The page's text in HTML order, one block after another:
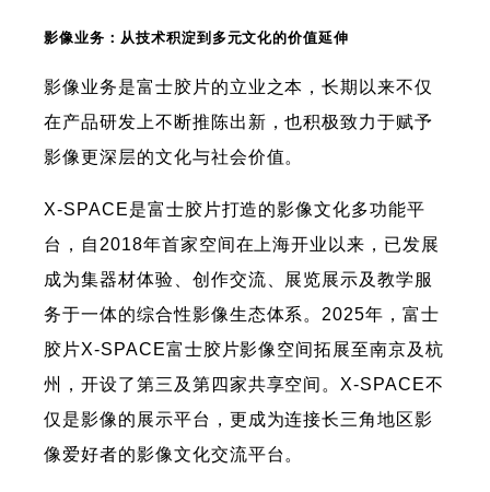
影像业务：从技术积淀到多元文化的价值延伸
影像业务是富士胶片的立业之本，长期以来不仅
在产品研发上不断推陈出新，也积极致力于赋予
影像更深层的文化与社会价值。
X-SPACE是富士胶片打造的影像文化多功能平
台，自2018年首家空间在上海开业以来，已发展
成为集器材体验、创作交流、展览展示及教学服
务于一体的综合性影像生态体系。‌2025年，富士
胶片X-SPACE富士胶片影像空间拓展至南京及杭
州，开设了第三及第四家共享空间。X-SPACE不
仅是影像的展示平台，更成为连接长三角地区影
像爱好者的影像文化交流平台。